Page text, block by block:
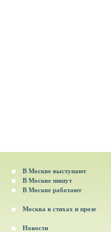
В Москве выступают
В Москве пишут
В Москве работают
Москва в стихах и прозе
Новости